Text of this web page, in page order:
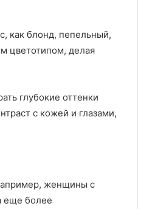
как блонд, пепельный,
цветотипом, делая
глубокие оттенки
с кожей и глазами,
женщины с
еще более